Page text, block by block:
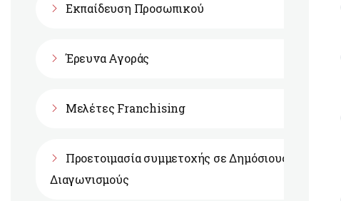
Εκπαίδευση Προσωπικού
Έρευνα Αγοράς
Μελέτες Franchising
Προετοιμασία συμμετοχής σε Δημόσιους
Διαγωνισμούς